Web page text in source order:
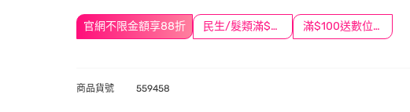
官網不限金額享88折 民生/髮類滿$388送舒潔冰巾 滿$100送數位印花
商品貨號 559458